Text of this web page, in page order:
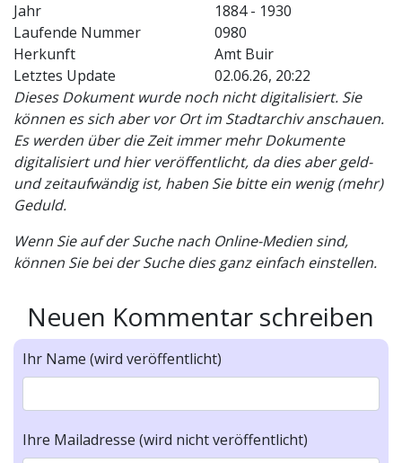
Jahr
1884 - 1930
Laufende Nummer
0980
Herkunft
Amt Buir
Letztes Update
02.06.26, 20:22
Dieses Dokument wurde noch nicht digitalisiert. Sie
können es sich aber vor Ort im Stadtarchiv anschauen.
Es werden über die Zeit immer mehr Dokumente
digitalisiert und hier veröffentlicht, da dies aber geld-
und zeitaufwändig ist, haben Sie bitte ein wenig (mehr)
Geduld.
Wenn Sie auf der Suche nach Online-Medien sind,
können Sie bei der Suche dies ganz einfach einstellen.
Neuen Kommentar schreiben
Ihr Name (wird veröffentlicht)
Ihre Mailadresse (wird nicht veröffentlicht)